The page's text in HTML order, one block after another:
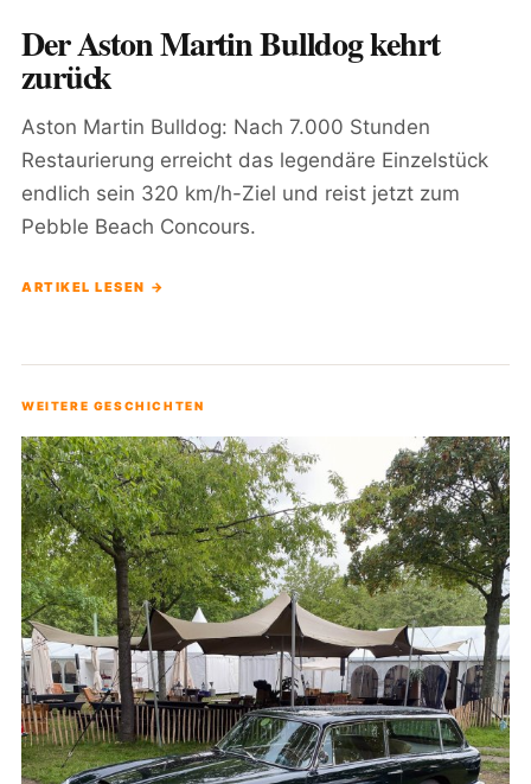
Der Aston Martin Bulldog kehrt
zurück
Aston Martin Bulldog: Nach 7.000 Stunden
Restaurierung erreicht das legendäre Einzelstück
endlich sein 320 km/h-Ziel und reist jetzt zum
Pebble Beach Concours.
ARTIKEL LESEN →
WEITERE GESCHICHTEN